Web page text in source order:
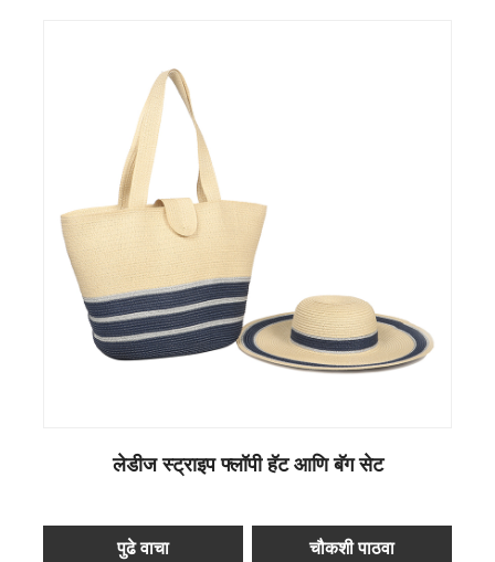
लेडीज स्ट्राइप फ्लॉपी हॅट आणि बॅग सेट
पुढे वाचा चौकशी पाठवा